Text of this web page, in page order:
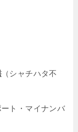
（シャチハタ不
ート・マイナンバ